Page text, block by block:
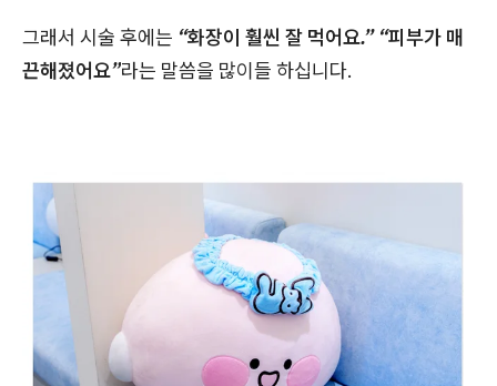
그래서 시술 후에는 “화장이 훨씬 잘 먹어요.” “피부가 매
끈해졌어요”라는 말씀을 많이들 하십니다.